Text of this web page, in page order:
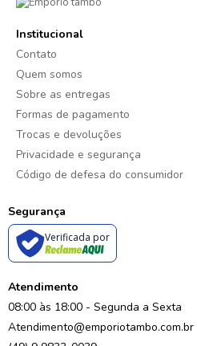
Institucional
Contato
Quem somos
Sobre as entregas
Formas de pagamento
Trocas e devoluções
Privacidade e segurança
Código de defesa do consumidor
Segurança
Verificada por
Atendimento
08:00 às 18:00 - Segunda a Sexta
Atendimento@emporiotambo.com.br